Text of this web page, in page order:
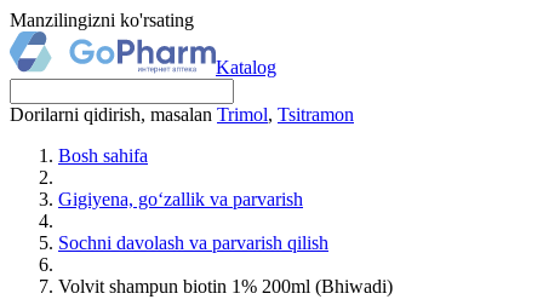
Manzilingizni ko'rsating
Katalog
Dorilarni qidirish, masalan Trimol, Tsitramon
Bosh sahifa
Gigiyena, go‘zallik va parvarish
Sochni davolash va parvarish qilish
Volvit shampun biotin 1% 200ml (Bhiwadi)